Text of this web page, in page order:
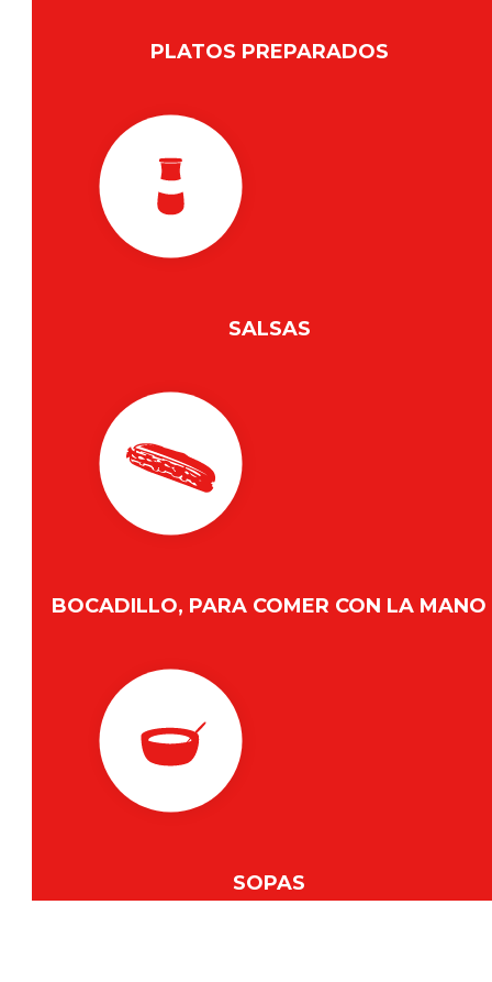
PLATOS PREPARADOS
SALSAS
BOCADILLO, PARA COMER CON LA MANO
SOPAS